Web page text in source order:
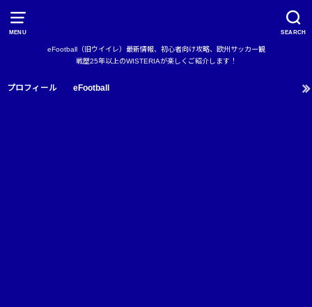
MENU SEARCH
eFootball（旧ウイイレ）最新情報、初心者向け攻略、欧州サッカー観
戦歴25年以上のWISTERIAが楽しくご紹介します！
プロフィール eFootball